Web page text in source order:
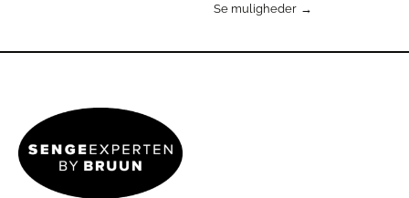
Vævning: 300 TC – satinvævning for luksuriøs
tørretumbler, ingen skyllemiddel
Produktion: Dansk systue
Levering: Sæt med dyne- og pudebetræk (2
pudebetræk ved dobbeltdyne)
flere
vælges
på
varesiden
Se muligheder
har